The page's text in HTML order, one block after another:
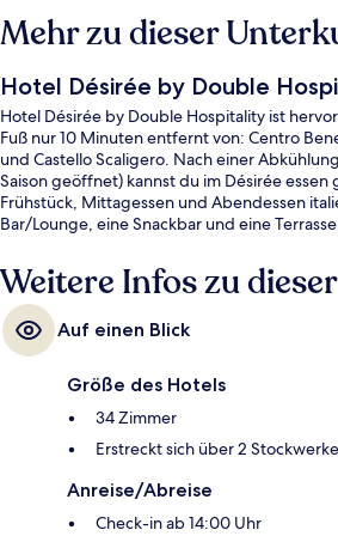
Mehr zu dieser
Hotel Désirée by Double
Hotel Désirée by Double Hospitality ist
Fuß nur 10 Minuten entfernt von: Centro
und Castello Scaligero. Nach einer
Saison geöffnet) kannst du im Désirée essen
Frühstück, Mittagessen und Abendessen
Bar/Lounge, eine Snackbar und eine
Weitere Infos zu
Auf einen Blick
Größe des Hotels
34 Zimmer
Erstreckt sich über 2 Stockwerke
Anreise/Abreise
Check-in ab 14:00 Uhr